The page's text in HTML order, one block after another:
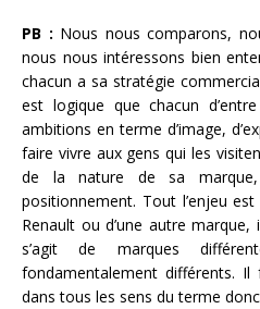
PB : Nous nous comparons,
nous nous intéressons bien
chacun a sa stratégie
est logique que chacun
ambitions en terme d’image,
faire vivre aux gens qui les
de la nature de sa
positionnement. Tout l’enjeu
Renault ou d’une autre marque,
s’agit de marques
fondamentalement différents.
dans tous les sens du terme